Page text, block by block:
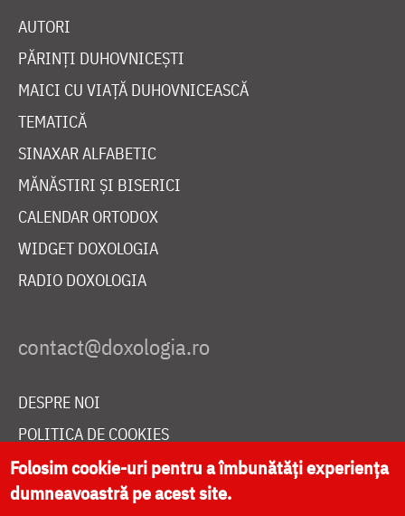
AUTORI
PĂRINȚI DUHOVNICEȘTI
MAICI CU VIAȚĂ DUHOVNICEASCĂ
TEMATICĂ
SINAXAR ALFABETIC
MĂNĂSTIRI ȘI BISERICI
CALENDAR ORTODOX
WIDGET DOXOLOGIA
RADIO DOXOLOGIA
DESPRE NOI
POLITICA DE COOKIES
DONEAZĂ ONLINE PENTRU CATEDRALA NAȚIONALĂ
Folosim cookie-uri pentru a îmbunătăți experiența
dumneavoastră pe acest site.